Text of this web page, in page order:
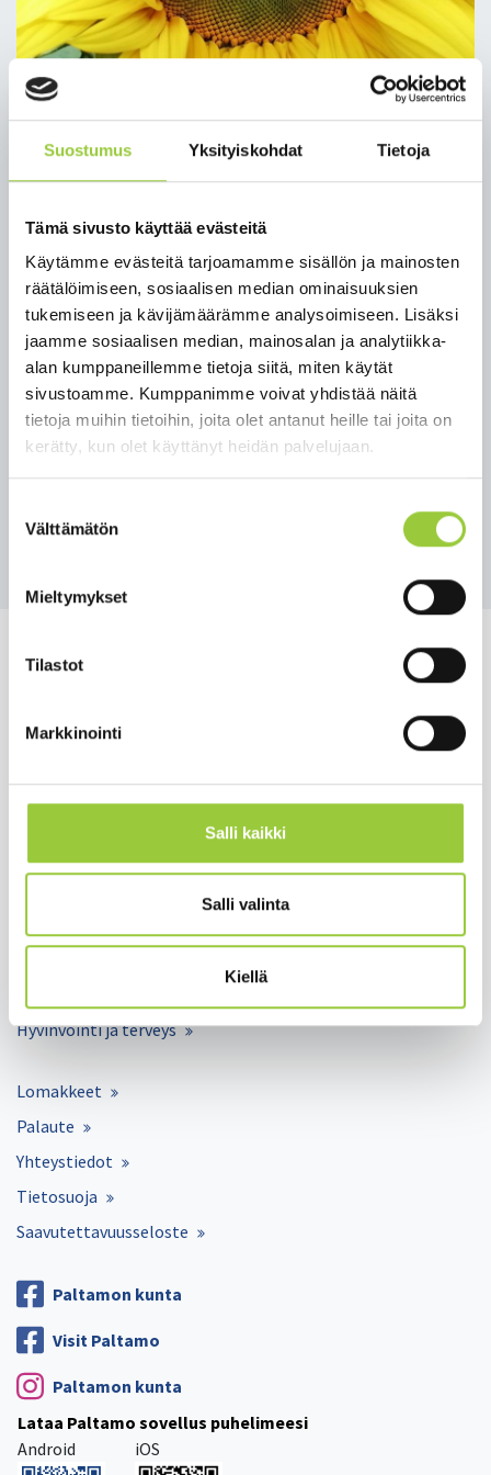
Suostumus Yksityiskohdat Tietoja
Tämä sivusto käyttää evästeitä
Käytämme evästeitä tarjoamamme sisällön ja mainosten
räätälöimiseen, sosiaalisen median ominaisuuksien
tukemiseen ja kävijämäärämme analysoimiseen. Lisäksi
jaamme sosiaalisen median, mainosalan ja analytiikka-
alan kumppaneillemme tietoja siitä, miten käytät
sivustoamme. Kumppanimme voivat yhdistää näitä
tietoja muihin tietoihin, joita olet antanut heille tai joita on
kerätty, kun olet käyttänyt heidän palvelujaan.
valinta
Välttämätön
Mieltymykset
Tilastot
Markkinointi
Salli kaikki
Salli valinta
Kiellä
Vuoden 2021 syksyn
yleisavustusten haku päättyy
Tammikuussa haetaan 1.7. - 31.12.2021 aikana
toteutetun toiminnan avustukset. Yleisavustusten
halu päättyy 24.1.2022. Harjoituskirjanpidon
perusteella maksettavista yleisavustuksista
päättää sivistysjohtaja.
Lisätiedot ja hakuun liittyvät lomakkeet
löydättäältä.
Salmelankuja 1, 88300 Paltamo
y-tunnus 0188808-0
Hyvinvointi ja terveys
Lomakkeet
Palaute
Yhteystiedot
Tietosuoja
Saavutettavuusseloste
Paltamon kunta
Visit Paltamo
Paltamon kunta
Lataa Paltamo sovellus puhelimeesi
Android
iOS